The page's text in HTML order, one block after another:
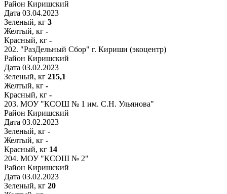
Район Киришский
Дата 03.04.2023
Зеленый, кг 3
Желтый, кг -
Красный, кг -
202. "РазДельный Сбор" г. Кириши (экоцентр)
Район Киришский
Дата 03.02.2023
Зеленый, кг 215,1
Желтый, кг -
Красный, кг -
203. МОУ "КСОШ № 1 им. С.Н. Ульянова"
Район Киришский
Дата 03.02.2023
Зеленый, кг -
Желтый, кг -
Красный, кг 14
204. МОУ "КСОШ № 2"
Район Киришский
Дата 03.02.2023
Зеленый, кг 20